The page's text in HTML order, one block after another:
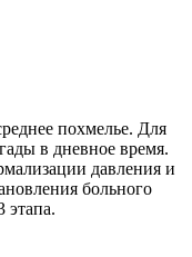
похмелье. Для
в дневное время.
давления и
больного
этапа.